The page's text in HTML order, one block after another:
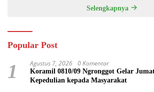
Selengkapnya
Popular Post
1 Agustus 7, 2026 0 Komentar
Koramil 0810/09 Ngronggot Gelar
Kepedulian kepada Masyarakat